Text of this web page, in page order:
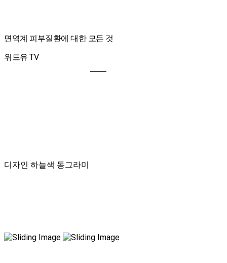
면역계 피부질환에 대한 모든 것
위드유 TV
디자인 하늘색 동그라미